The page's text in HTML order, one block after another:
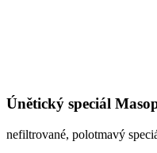
Únětický speciál
nefiltrované, polotmavý